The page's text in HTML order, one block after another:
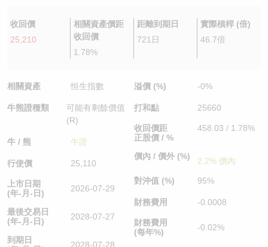
收回價
25,210
相關資產價距
收回價
1.78%
距離到期日
721日
實際槓桿 (倍)
46.7倍
相關資產 恒生指數
牛熊證種類
可能有剩餘價值
(R)
牛 / 熊 牛證
行使價 25,110
上市日期
(年-月-日)
2026-07-29
最後交易日
(年-月-日)
2028-07-27
到期日
2028-07-28
溢價 (%) -0%
打和點 25660
收回價距
正股價 / %
458.03 / 1.78%
價內 / 價外 (%) 2.2% 價內
對沖值 (%) 95%
財務費用 -0.0008
財務費用
(每年%)
-0.02%
牛熊證文件及公告